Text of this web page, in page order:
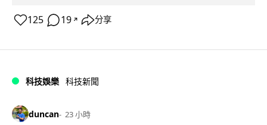
125 19 ↗ 分享
科技娛樂 科技新聞
duncan 23 小時